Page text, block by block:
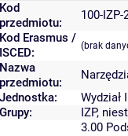
Kod
przedmiotu:
100-IZP-
Kod Erasmus /
ISCED:
(brak
Nazwa
przedmiotu:
Jednostka:
Grupy:
IZP,
3.00